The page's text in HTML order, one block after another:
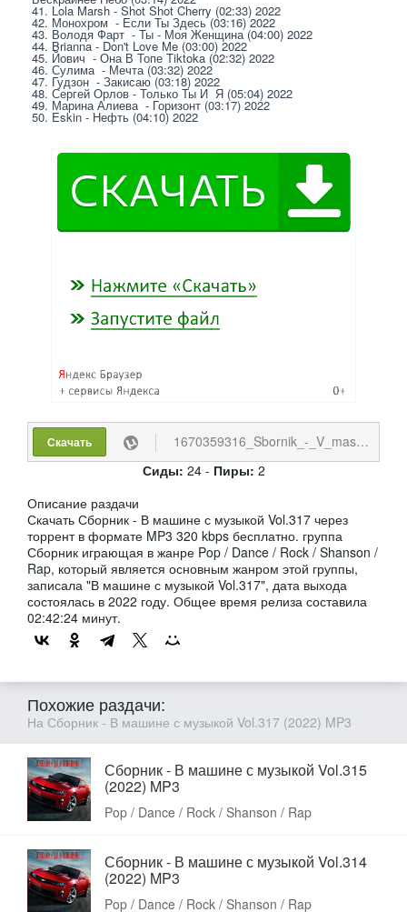
41. Lola Marsh - Shot Shot Cherry (02:33) 2022
42. Монохром  - Если Ты Здесь (03:16) 2022
43. Володя Фарт  - Ты - Моя Женщина (04:00) 2022
44. Brianna - Don't Love Me (03:00) 2022
45. Йович  - Она В Топе Tiktoka (02:32) 2022
46. Сулима  - Мечта (03:32) 2022
47. Гудзон  - Закисаю (03:18) 2022
48. Сергей Орлов - Только Ты И  Я (05:04) 2022
49. Марина Алиева  - Горизонт (03:17) 2022
50. Eskin - Нефть (04:10) 2022
Скачать
1670359316_Sbornik_-_V_mashine_s_muzykoj_Vol.317_2022_MP3.torrent
Сиды: 24 - Пиры: 2
Описание раздачи
Скачать Сборник - В машине с музыкой Vol.317 через
торрент в формате MP3 320 kbps бесплатно. группа
Сборник играющая в жанре Pop / Dance / Rock / Shanson /
Rap, который является основным жанром этой группы,
записала "В машине с музыкой Vol.317", дата выхода
состоялась в 2022 году. Общее время релиза составила
02:42:24 минут.
Похожие раздачи:
На Сборник - В машине с музыкой Vol.317 (2022) MP3
Сборник - В машине с музыкой Vol.315
(2022) MP3
Pop / Dance / Rock / Shanson / Rap
Сборник - В машине с музыкой Vol.314
(2022) MP3
Pop / Dance / Rock / Shanson / Rap